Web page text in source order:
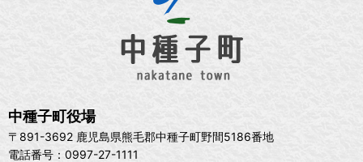
中種子町役場
〒891-3692 鹿児島県熊毛郡中種子町野間5186番地
電話番号：0997-27-1111